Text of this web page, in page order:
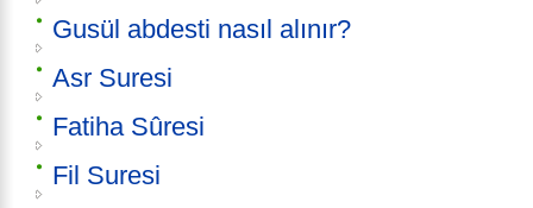
Gusül abdesti nasıl alınır?
Asr Suresi
Fatiha Sûresi
Fil Suresi